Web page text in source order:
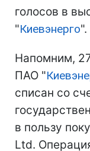
голосов в
"Киевэнерго".
Напомним,
ПАО "
списан со
в пользу
Ltd.